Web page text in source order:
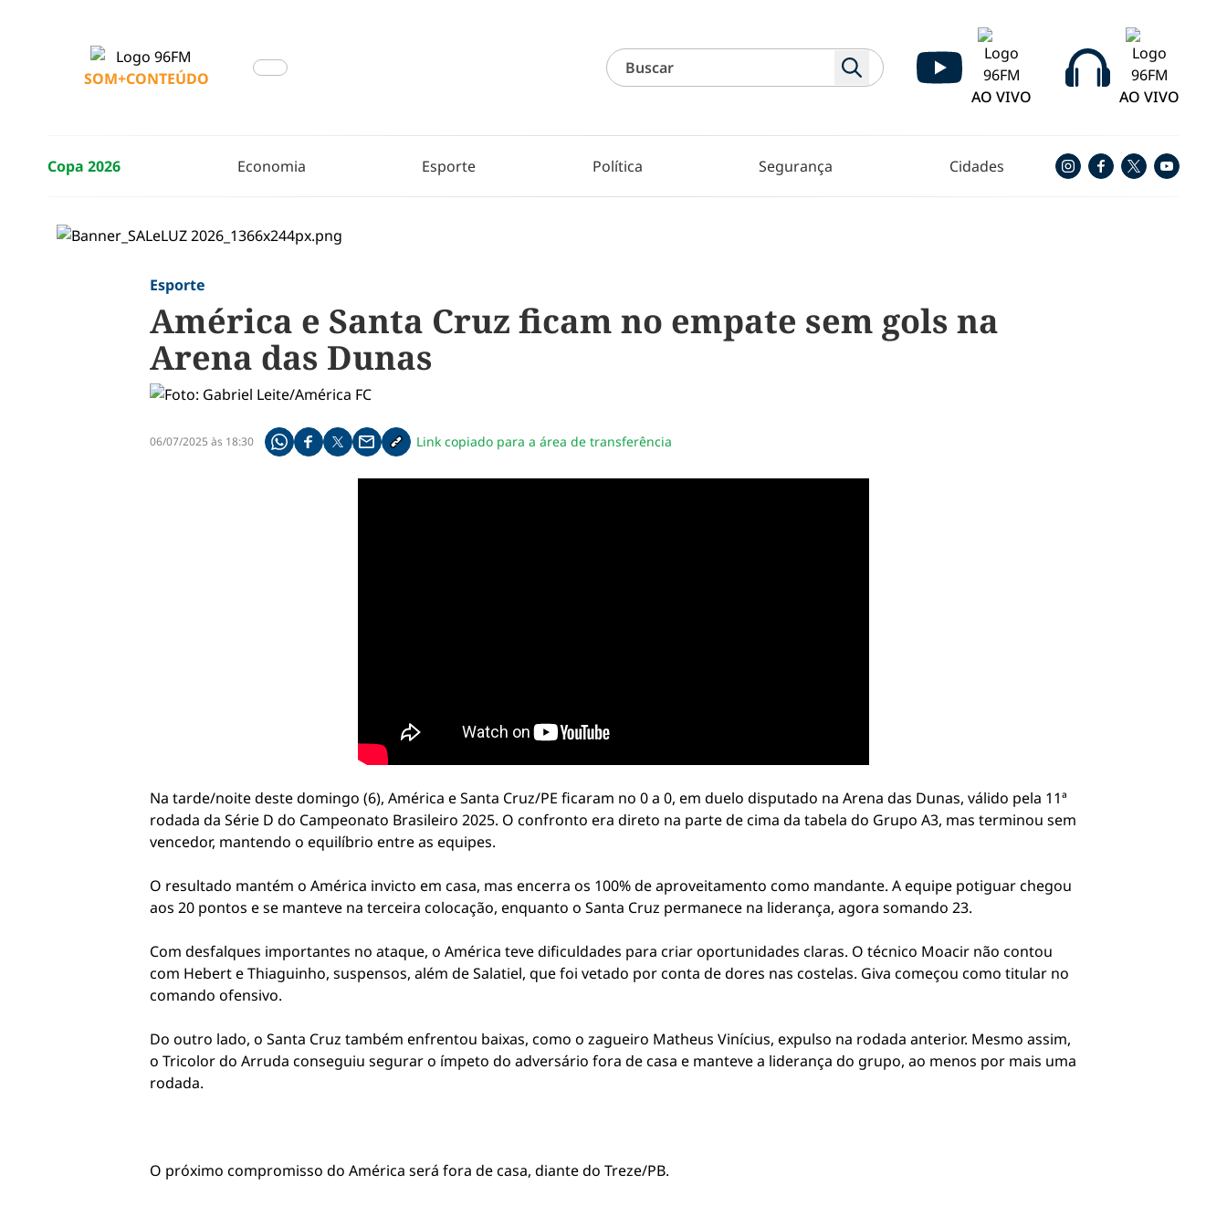
SOM+CONTEÚDO
AO VIVO
AO VIVO
Copa 2026 Economia Esporte Política Segurança Cidades
Esporte
América e Santa Cruz ficam no empate sem gols na
Arena das Dunas
06/07/2025 às 18:30 Compartilhe pelo whatsapp
Compartilhar no facebook
Compartilhar no twitter
Compartilhe pelo email
Copiar link da notícia
Link copiado para a área de transferência
Na tarde/noite deste domingo (6), América e Santa Cruz/PE ficaram no 0 a 0, em duelo disputado na Arena das Dunas, válido pela 11ª
rodada da Série D do Campeonato Brasileiro 2025. O confronto era direto na parte de cima da tabela do Grupo A3, mas terminou sem
vencedor, mantendo o equilíbrio entre as equipes.
O resultado mantém o América invicto em casa, mas encerra os 100% de aproveitamento como mandante. A equipe potiguar chegou
aos 20 pontos e se manteve na terceira colocação, enquanto o Santa Cruz permanece na liderança, agora somando 23.
Com desfalques importantes no ataque, o América teve dificuldades para criar oportunidades claras. O técnico Moacir não contou
com Hebert e Thiaguinho, suspensos, além de Salatiel, que foi vetado por conta de dores nas costelas. Giva começou como titular no
comando ofensivo.
Do outro lado, o Santa Cruz também enfrentou baixas, como o zagueiro Matheus Vinícius, expulso na rodada anterior. Mesmo assim,
o Tricolor do Arruda conseguiu segurar o ímpeto do adversário fora de casa e manteve a liderança do grupo, ao menos por mais uma
rodada.
O próximo compromisso do América será fora de casa, diante do Treze/PB.